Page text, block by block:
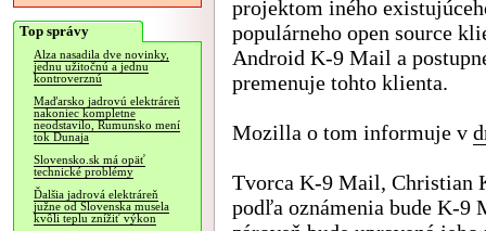
Top správy
Alza nasadila dve novinky,
jednu užitočnú a jednu
kontroverznú
Maďarsko jadrovú elektráreň
nakoniec kompletne
neodstavilo, Rumunsko mení
tok Dunaja
Slovensko.sk má opäť
technické problémy
Ďalšia jadrová elektráreň
južne od Slovenska musela
kvôli teplu znížiť výkon
projektom iného
populárneho open source
Android K-9 Mail a
premenuje tohto klienta.
Mozilla o tom informuje v
Tvorca K-9 Mail, Christian
podľa oznámenia bude K-9